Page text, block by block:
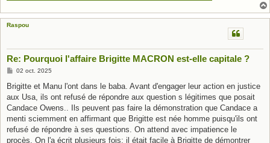
Raspou
Re: Pourquoi l'affaire Brigitte MACRON est-elle capitale ?
M
s
a
g
02 oct. 2025
Brigitte et Manu l'ont dans le baba. Avant d'engager leur action en justice
aux Usa, ils ont refusé de répondre aux question s légitimes que posait
Candace Owens.. Ils peuvent pas faire la démonstration que Candace a
menti sciemment en affirmant que Brigitte est née homme puisqu'ils ont
refusé de répondre à ses questions. On attend avec impatience le
procès. On l'a écrit plusieurs fois: il était facile à Brigitte de démontrer